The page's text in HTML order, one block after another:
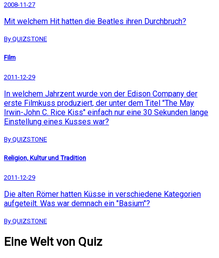
2008-11-27
Mit welchem Hit hatten die Beatles ihren Durchbruch?
By QUIZSTONE
Film
2011-12-29
In welchem Jahrzent wurde von der Edison Company der
erste Filmkuss produziert, der unter dem Titel "The May
Irwin-John C. Rice Kiss" einfach nur eine 30 Sekunden lange
Einstellung eines Kusses war?
By QUIZSTONE
Religion, Kultur und Tradition
2011-12-29
Die alten Römer hatten Küsse in verschiedene Kategorien
aufgeteilt. Was war demnach ein "Basium"?
By QUIZSTONE
Eine Welt von Quiz